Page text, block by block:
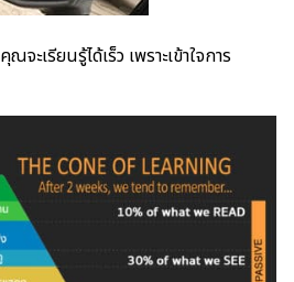
คุณจะเรียนรู้ได้เร็ว เพราะเข้าใจการ